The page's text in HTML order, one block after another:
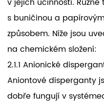
s buničinou a
způsobem. Níže jsou
na chemickém složení:
2.1.1 Anionické
Aniontové disperganty
dobře fungují v